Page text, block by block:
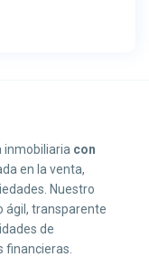
inmobiliaria con
en la venta,
Nuestro
ágil, transparente
de
financieras.